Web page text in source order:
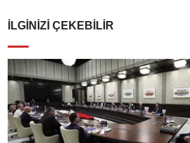
İLGINIZI ÇEKEBILIR